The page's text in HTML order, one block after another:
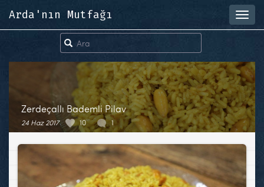
Arda'nın Mutfağı
Zerdeçallı Bademli Pilav
24 Haz 2017 10 1